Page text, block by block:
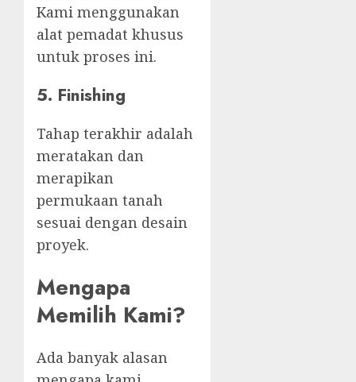
Kami menggunakan
alat pemadat khusus
untuk proses ini.
5. Finishing
Tahap terakhir adalah
meratakan dan
merapikan
permukaan tanah
sesuai dengan desain
proyek.
Mengapa
Memilih Kami?
Ada banyak alasan